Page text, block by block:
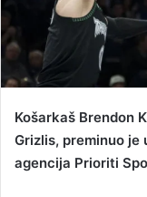
Košarkaš Brendon
Grizlis, preminuo je
agencija Prioriti